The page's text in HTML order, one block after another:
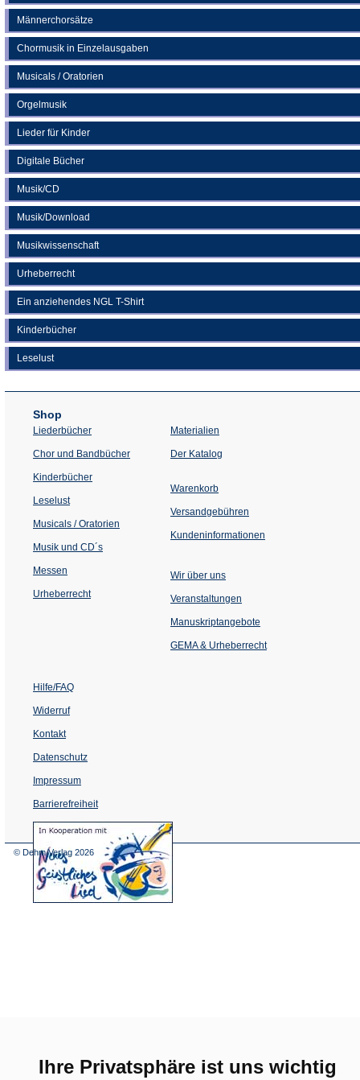
Ihre Privatsphäre ist uns wichtig
Männerchorsätze
Chormusik in Einzelausgaben
Musicals / Oratorien
Orgelmusik
Lieder für Kinder
Digitale Bücher
Musik/CD
Musik/Download
Musikwissenschaft
Urheberrecht
Ein anziehendes NGL T-Shirt
Kinderbücher
Leselust
Shop
Liederbücher
Chor und Bandbücher
Kinderbücher
Leselust
Musicals / Oratorien
Musik und CD´s
Messen
Urheberrecht
Materialien
Der Katalog
Warenkorb
Versandgebühren
Kundeninformationen
Wir über uns
Veranstaltungen
einem
Tab)
Manuskriptangebote
GEMA & Urheberrecht
Hilfe/FAQ
Widerruf
Kontakt
Datenschutz
Impressum
Barrierefreiheit
(Öffnet
in
© Dehm Verlag 2026